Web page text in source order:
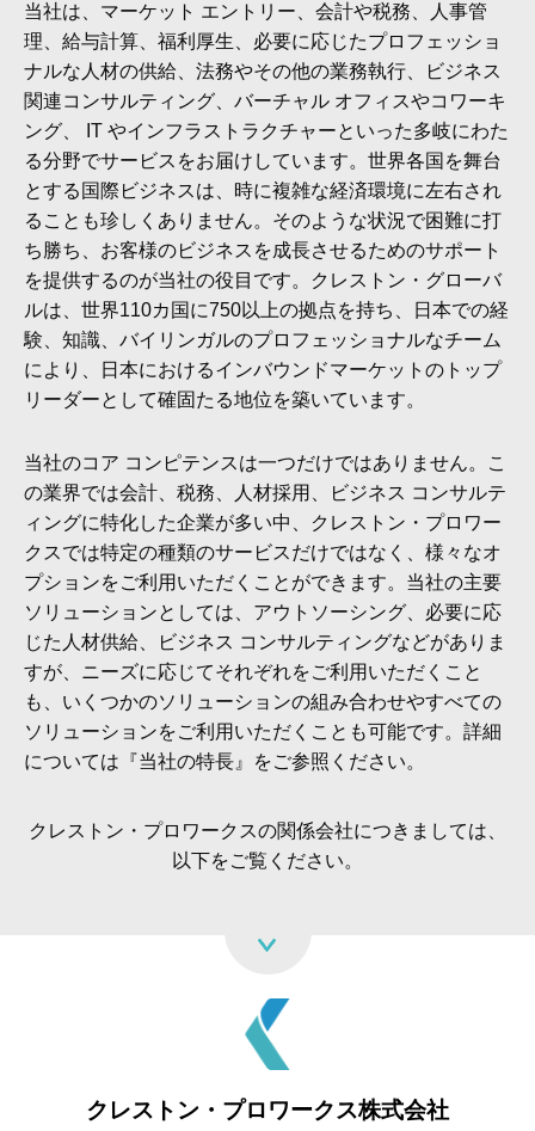
当社は、マーケット エントリー、会計や税務、人事管
理、給与計算、福利厚生、必要に応じたプロフェッショ
ナルな人材の供給、法務やその他の業務執行、ビジネス
関連コンサルティング、バーチャル オフィスやコワーキ
ング、 IT やインフラストラクチャーといった多岐にわた
る分野でサービスをお届けしています。世界各国を舞台
とする国際ビジネスは、時に複雑な経済環境に左右され
ることも珍しくありません。そのような状況で困難に打
ち勝ち、お客様のビジネスを成長させるためのサポート
を提供するのが当社の役目です。クレストン・グローバ
ルは、世界110カ国に750以上の拠点を持ち、日本での経
験、知識、バイリンガルのプロフェッショナルなチーム
により、日本におけるインバウンドマーケットのトップ
リーダーとして確固たる地位を築いています。
当社のコア コンピテンスは一つだけではありません。こ
の業界では会計、税務、人材採用、ビジネス コンサルテ
ィングに特化した企業が多い中、クレストン・プロワー
クスでは特定の種類のサービスだけではなく、様々なオ
プションをご利用いただくことができます。当社の主要
ソリューションとしては、アウトソーシング、必要に応
じた人材供給、ビジネス コンサルティングなどがありま
すが、ニーズに応じてそれぞれをご利用いただくこと
も、いくつかのソリューションの組み合わせやすべての
ソリューションをご利用いただくことも可能です。詳細
については『当社の特長』をご参照ください。
クレストン・プロワークスの関係会社につきましては、
以下をご覧ください。
クレストン・プロワークス株式会社